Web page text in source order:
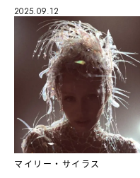
2025.09.12
マイリー・サイラス